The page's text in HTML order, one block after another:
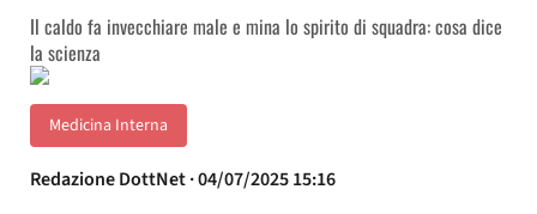
Il caldo fa invecchiare male e mina lo spirito di squadra: cosa dice
la scienza
Medicina Interna
Redazione DottNet · 04/07/2025 15:16